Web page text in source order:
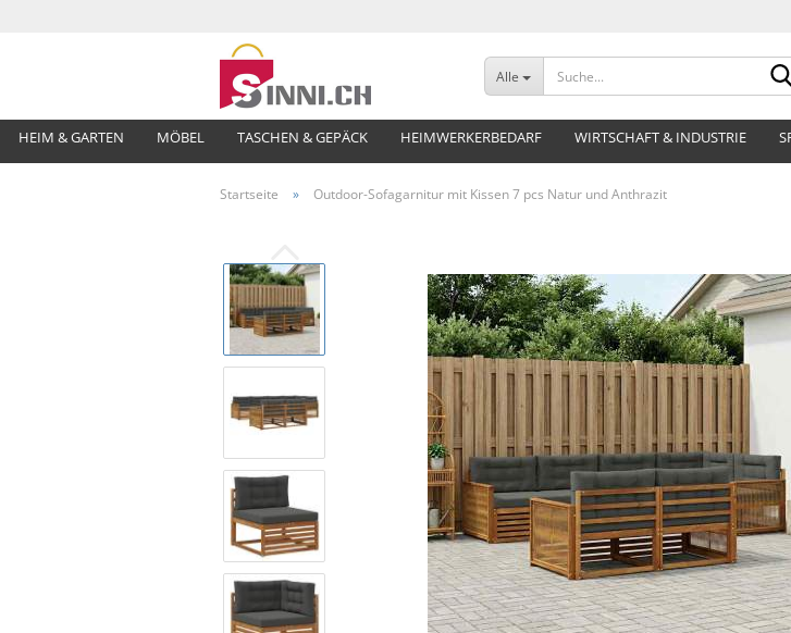
Alle
HEIM & GARTEN MÖBEL TASCHEN & GEPÄCK HEIMWERKERBEDARF WIRTSCHAFT & INDUSTRIE
Startseite »
Outdoor-Sofagarnitur mit Kissen 7 pcs Natur und Anthrazit